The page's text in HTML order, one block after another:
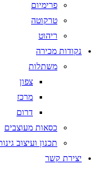
פרימיום
טרקוטה
ריהוט
נקודות מכירה
משתלות
צפון
מרכז
דרום
כסאות מעוצבים
תכנון ועיצוב
יצירת קשר